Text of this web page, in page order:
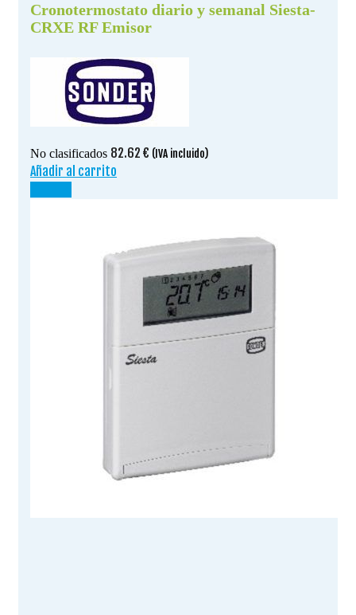
Cronotermostato diario y semanal Siesta-
CRXE RF Emisor
No clasificados 82.62 € (IVA incluido)
Añadir al carrito